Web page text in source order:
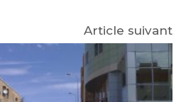
Article suivant